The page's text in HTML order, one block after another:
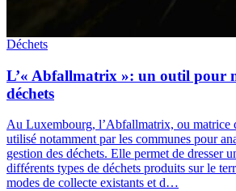
Déchets
L’« Abfallmatrix »: un outil pour
déchets
Au Luxembourg, l’Abfallmatrix, ou matrice
utilisé notamment par les communes pour
gestion des déchets. Elle permet de dresser
différents types de déchets produits sur le
modes de collecte existants et d…